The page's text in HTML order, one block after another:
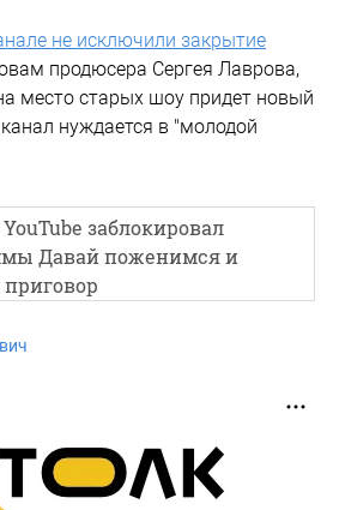
не исключили закрытие
продюсера Сергея Лаврова,
место старых шоу придет новый
нуждается в "молодой
заблокировал
Давай поженимся и